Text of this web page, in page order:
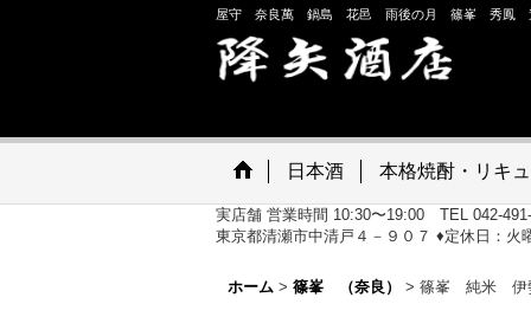
屋守 奈良萬 鍋島 花邑 雨後の月 篠峯 秀鳳
日本酒 本格焼酎・リキ
実店舗 営業時間 10:30〜19:00 TEL 042-
東京都清瀬市中清戸４－９０７ ♦定休日：火
ホーム > 篠峯 （奈良） > 篠峯 純米 伊